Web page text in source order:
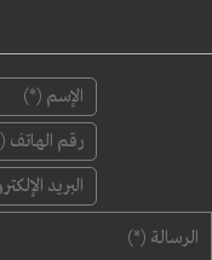
‏البريد الإلكتروني ‏*